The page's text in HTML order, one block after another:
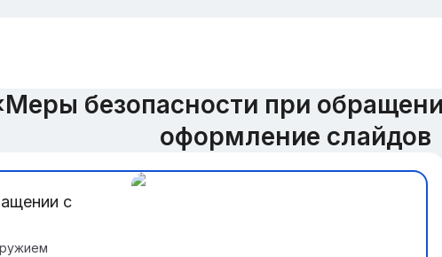
безопасности при
оформление слайдов
с